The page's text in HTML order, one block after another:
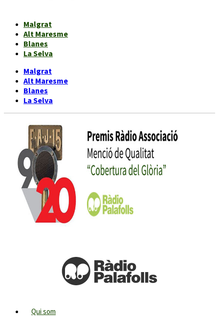
Malgrat
Alt Maresme
Blanes
La Selva
Malgrat
Alt Maresme
Blanes
La Selva
Qui som